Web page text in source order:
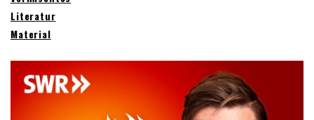
Literatur
Material